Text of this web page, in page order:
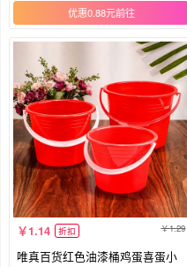
优惠0.88元
1.14 折扣 1.29
唯真百货红色油漆桶鸡蛋喜蛋小